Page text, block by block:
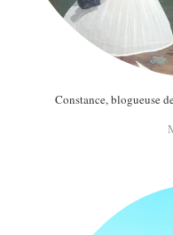
Constance, blogueuse